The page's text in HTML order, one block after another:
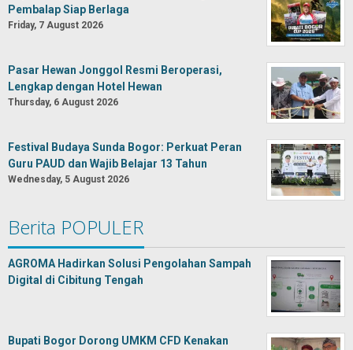
Pembalap Siap Berlaga
Friday, 7 August 2026
Pasar Hewan Jonggol Resmi Beroperasi,
Lengkap dengan Hotel Hewan
Thursday, 6 August 2026
Festival Budaya Sunda Bogor: Perkuat Peran
Guru PAUD dan Wajib Belajar 13 Tahun
Wednesday, 5 August 2026
Berita POPULER
AGROMA Hadirkan Solusi Pengolahan Sampah
Digital di Cibitung Tengah
Bupati Bogor Dorong UMKM CFD Kenakan